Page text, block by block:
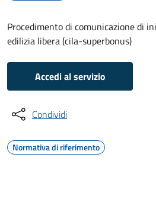
Procedimento di comunicazione di
edilizia libera (cila-superbonus)
Accedi al servizio
Condividi
Normativa di riferimento